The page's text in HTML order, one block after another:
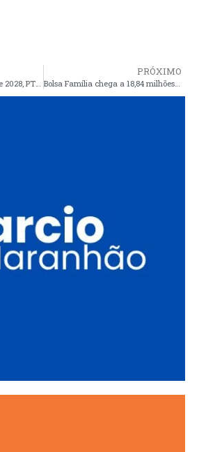
Com vistas nas eleições de 2028, PT Araioses filia mais uma liderança
PRÓXIMO
Bolsa Família chega a 18,84 milhões de beneficiários do país a partir desta quinta (12)